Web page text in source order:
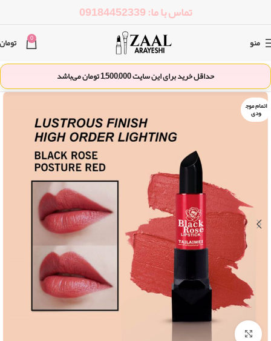
تماس با ما: 09184452339
منو 0 تومان
حداقل خرید برای این سایت1,500,000تومان می‌باشد
اتمام موج
ودی
بزرگنمایی تصویر